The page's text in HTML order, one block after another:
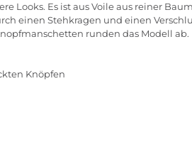
Looks. Es ist aus Voile aus reiner
einen Stehkragen und einen
runden das Modell ab.
Knöpfen